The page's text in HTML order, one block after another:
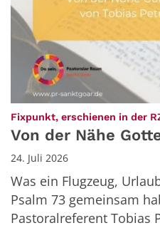
Fixpunkt, erschienen in der
Von der Nähe
24. Juli 2026
Was ein Flugzeug,
Psalm 73 gemeinsam
Pastoralreferent Tobias